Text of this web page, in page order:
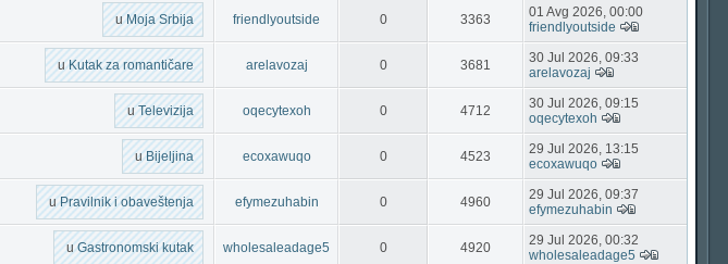
uMoja Srbija friendlyoutside 0 3363
01 Avg 2026, 00:00
friendlyoutside
uKutak za romantičare arelavozaj 0 3681
30 Jul 2026, 09:33
arelavozaj
uTelevizija oqecytexoh 0 4712
30 Jul 2026, 09:15
oqecytexoh
uBijeljina ecoxawuqo 0 4523
29 Jul 2026, 13:15
ecoxawuqo
uPravilnik i obaveštenja efymezuhabin 0 4960
29 Jul 2026, 09:37
efymezuhabin
uGastronomski kutak wholesaleadage5 0 4920
29 Jul 2026, 00:32
wholesaleadage5